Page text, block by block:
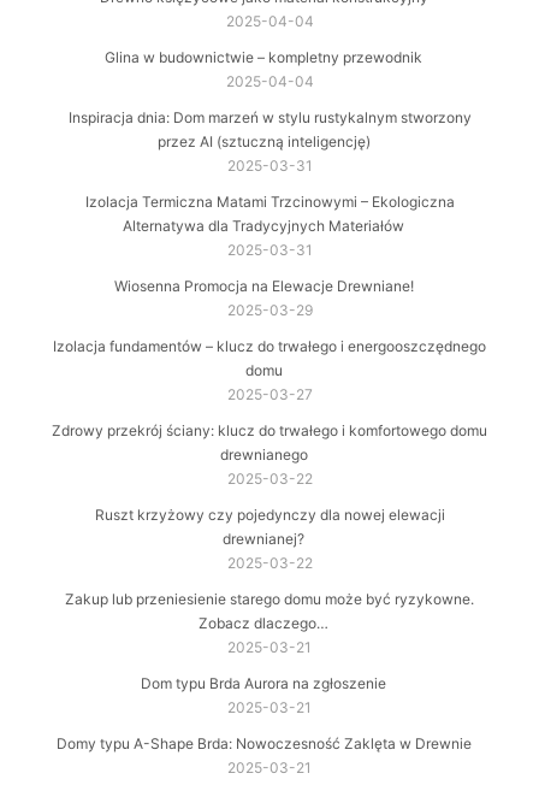
2025-04-04
Glina w budownictwie – kompletny przewodnik
2025-04-04
Inspiracja dnia: Dom marzeń w stylu rustykalnym stworzony
przez AI (sztuczną inteligencję)
2025-03-31
Izolacja Termiczna Matami Trzcinowymi – Ekologiczna
Alternatywa dla Tradycyjnych Materiałów
2025-03-31
Wiosenna Promocja na Elewacje Drewniane!
2025-03-29
Izolacja fundamentów – klucz do trwałego i energooszczędnego
domu
2025-03-27
Zdrowy przekrój ściany: klucz do trwałego i komfortowego domu
drewnianego
2025-03-22
Ruszt krzyżowy czy pojedynczy dla nowej elewacji
drewnianej?
2025-03-22
Zakup lub przeniesienie starego domu może być ryzykowne.
Zobacz dlaczego…
2025-03-21
Dom typu Brda Aurora na zgłoszenie
2025-03-21
Domy typu A-Shape Brda: Nowoczesność Zaklęta w Drewnie
2025-03-21